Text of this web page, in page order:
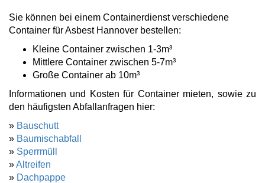
Sie können bei einem Containerdienst verschiedene
Container für Asbest Hannover bestellen:
Kleine Container zwischen 1-3m³
Mittlere Container zwischen 5-7m³
Große Container ab 10m³
Informationen und Kosten für Container mieten, sowie zu
den häufigsten Abfallanfragen hier:
» Bauschutt
» Baumischabfall
» Sperrmüll
»Altreifen
» Dachpappe